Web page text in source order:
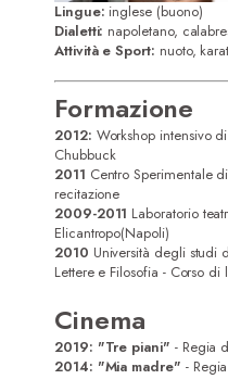
Lingue: inglese (buono)
Dialetti: napoletano,
Attività e Sport: nuoto,
Formazione
2012: Workshop intensivo
Chubbuck
2011 Centro Sperimentale
recitazione
2009-2011 Laboratorio
Elicantropo(Napoli)
2010 Università degli studi
Lettere e Filosofia - Corso
Cinema
2019: "Tre piani" - Regia
2014: "Mia madre" -